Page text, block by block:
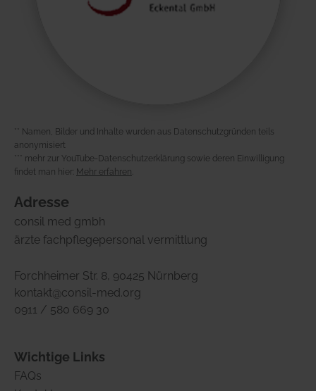
** Namen, Bilder und Inhalte wurden aus Datenschutzgründen teils
anonymisiert
*** mehr zur YouTube-Datenschutzerklärung sowie deren Einwilligung
findet man hier: Mehr erfahren
Adresse
consil med gmbh
ärzte fachpflegepersonal vermittlung
Forchheimer Str. 8, 90425 Nürnberg
kontakt@consil-med.org
0911 / 580 669 30
Wichtige Links
FAQs